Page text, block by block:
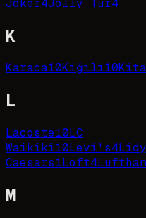
K
Karaca10Kiğılı10
L
Lacoste10LC
Waikiki10Levi's4
Caesars1Loft4
M